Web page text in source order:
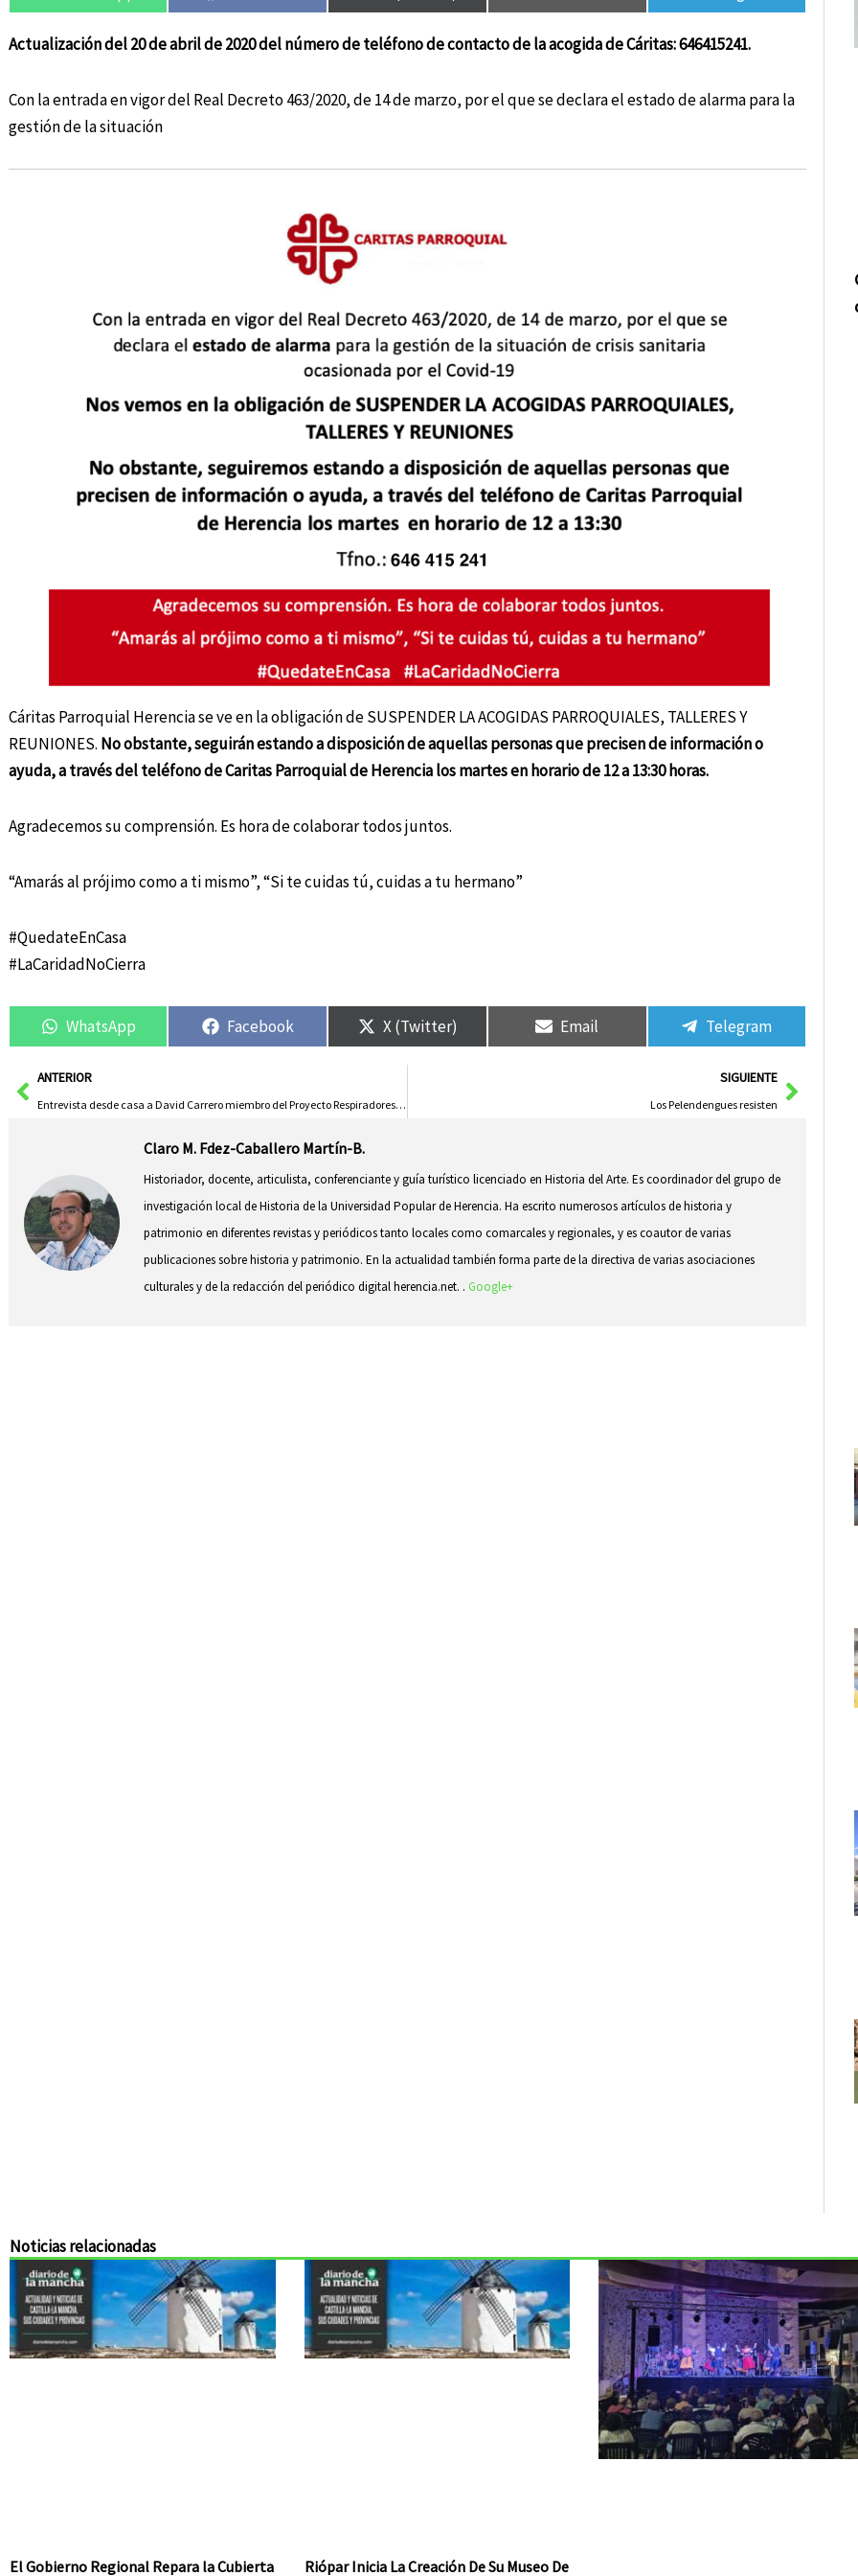
Actualización del 20 de abril de 2020 del número de teléfono de contacto de la acogida de Cáritas: 646415241.
Con la entrada en vigor del Real Decreto 463/2020, de 14 de marzo, por el que se declara el estado de alarma para la
gestión de la situación
Cáritas Parroquial Herencia se ve en la obligación de SUSPENDER LA ACOGIDAS PARROQUIALES, TALLERES Y
REUNIONES. No obstante, seguirán estando a disposición de aquellas personas que precisen de información o
ayuda, a través del teléfono de Caritas Parroquial de Herencia los martes en horario de 12 a 13:30 horas.
Agradecemos su comprensión. Es hora de colaborar todos juntos.
“Amarás al prójimo como a ti mismo”, “Si te cuidas tú, cuidas a tu hermano”
#QuedateEnCasa
#LaCaridadNoCierra
WhatsApp Facebook X (Twitter) Email Telegram
AntANTERIOR
Entrevista desde casa a David Carrero miembro del Proyecto Respiradores de EOMadrid
SIGUIENTE
Los Pelendengues resisten
Claro M. Fdez-Caballero Martín-B.
Historiador, docente, articulista, conferenciante y guía turístico licenciado en Historia del Arte. Es coordinador del grupo de
investigación local de Historia de la Universidad Popular de Herencia. Ha escrito numerosos artículos de historia y
patrimonio en diferentes revistas y periódicos tanto locales como comarcales y regionales, y es coautor de varias
publicaciones sobre historia y patrimonio. En la actualidad también forma parte de la directiva de varias asociaciones
culturales y de la redacción del periódico digital herencia.net. . Google+
Noticias relacionadas
El Gobierno Regional Repara la Cubierta Riópar Inicia La Creación De Su Museo De